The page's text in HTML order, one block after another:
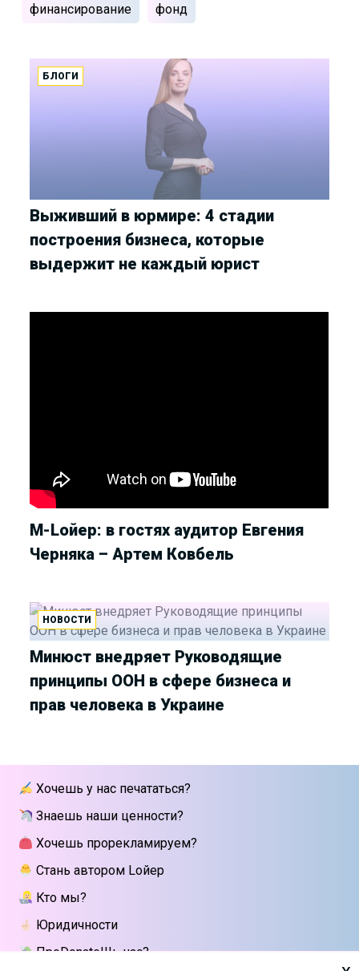
финансирование фонд
БЛОГИ
Выживший в юрмире: 4 стадии
построения бизнеса, которые
выдержит не каждый юрист
М-Lойер: в гостях аудитор Евгения
Черняка – Артем Ковбель
НОВОСТИ
Минюст внедряет Руководящие
принципы ООН в сфере бизнеса и
прав человека в Украине
Хочешь у нас печататься?
Знаешь наши ценности?
Хочешь прорекламируем?
Стань автором Lойер
Кто мы?
Юридичности
ПроDonateШь нас?